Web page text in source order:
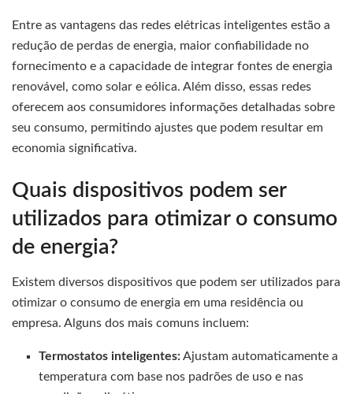
Entre as vantagens das redes elétricas inteligentes estão a
redução de perdas de energia, maior confiabilidade no
fornecimento e a capacidade de integrar fontes de energia
renovável, como solar e eólica. Além disso, essas redes
oferecem aos consumidores informações detalhadas sobre
seu consumo, permitindo ajustes que podem resultar em
economia significativa.
Quais dispositivos podem ser
utilizados para otimizar o consumo
de energia?
Existem diversos dispositivos que podem ser utilizados para
otimizar o consumo de energia em uma residência ou
empresa. Alguns dos mais comuns incluem:
Termostatos inteligentes:Ajustam automaticamente a
temperatura com base nos padrões de uso e nas